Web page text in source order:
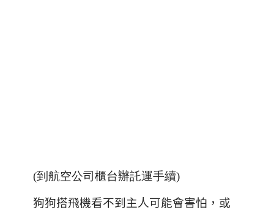
(到航空公司櫃台辦託運手續)
狗狗搭飛機看不到主人可能會害怕，或